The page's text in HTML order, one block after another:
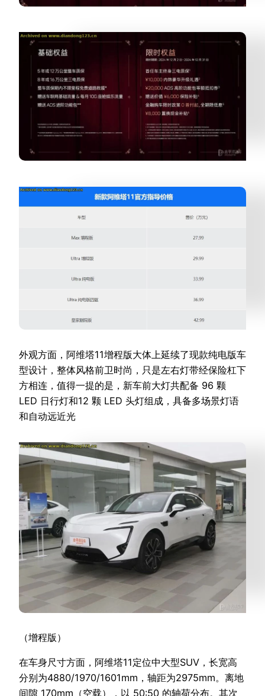
外观方面，阿维塔11增程版大体上延续了现款纯电版车
型设计，整体风格前卫时尚，只是左右灯带经保险杠下
方相连，值得一提的是，新车前大灯共配备 96 颗
LED 日行灯和12 颗 LED 头灯组成，具备多场景灯语
和自动远近光
（增程版）
在车身尺寸方面，阿维塔11定位中大型SUV，长宽高
分别为4880/1970/1601mm，轴距为2975mm。离地
间隙 170mm（空载），以 50:50 的轴荷分布。其次